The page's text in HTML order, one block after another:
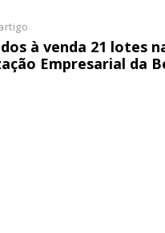
à venda 21 lotes
Empresarial da